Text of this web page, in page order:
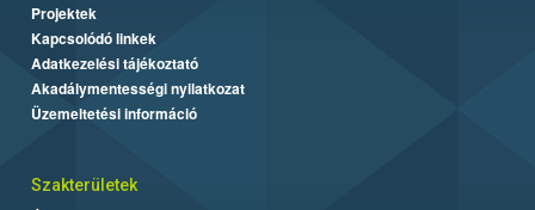
Projektek
Kapcsolódó linkek
Adatkezelési tájékoztató
Akadálymentességi nyilatkozat
Üzemeltetési információ
Szakterületek